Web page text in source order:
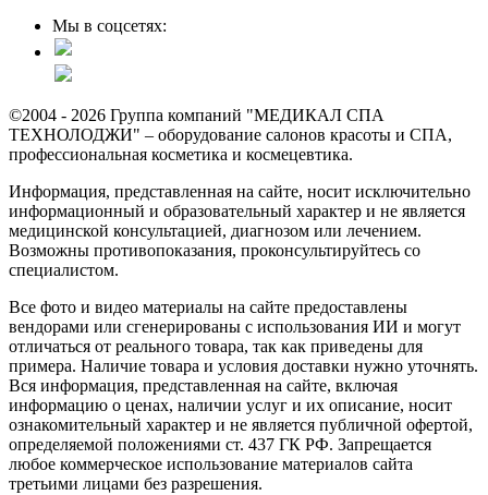
Мы в соцсетях:
©2004 - 2026 Группа компаний "МЕДИКАЛ СПА
ТЕХНОЛОДЖИ" – оборудование салонов красоты и СПА,
профессиональная косметика и космецевтика.
Информация, представленная на сайте, носит исключительно
информационный и образовательный характер и не является
медицинской консультацией, диагнозом или лечением.
Возможны противопоказания, проконсультируйтесь со
специалистом.
Все фото и видео материалы на сайте предоставлены
вендорами или сгенерированы с использования ИИ и могут
отличаться от реального товара, так как приведены для
примера. Наличие товара и условия доставки нужно уточнять.
Вся информация, представленная на сайте, включая
информацию о ценах, наличии услуг и их описание, носит
ознакомительный характер и не является публичной офертой,
определяемой положениями ст. 437 ГК РФ. Запрещается
любое коммерческое использование материалов сайта
третьими лицами без разрешения.